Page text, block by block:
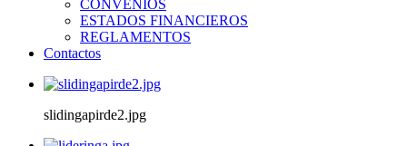
CONVENIOS
ESTADOS FINANCIEROS
REGLAMENTOS
Contactos
slidingapirde2.jpg